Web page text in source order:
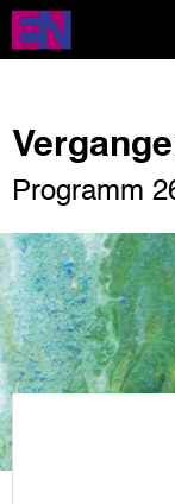
Direkt
zum
Inhalt
Programm